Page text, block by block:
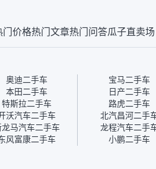
多花点钱买个放心。从个人
门价格热门文章热门问答瓜子直卖场
奥迪二手车 宝马二手车
本田二手车 日产二手车
特斯拉二手车 路虎二手车
沃汽车二手车 北汽昌河二手
龙马汽车二手车 龙程汽车二手
风富康二手车 小鹏二手车